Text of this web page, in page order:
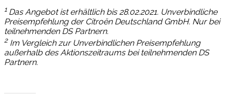
1 Das Angebot ist erhältlich bis 28.02.2021. Unverbindliche
Preisempfehlung der Citroën Deutschland GmbH. Nur bei
teilnehmenden DS Partnern.
2Im Vergleich zur Unverbindlichen Preisempfehlung
außerhalb des Aktionszeitraums bei teilnehmenden DS
Partnern.